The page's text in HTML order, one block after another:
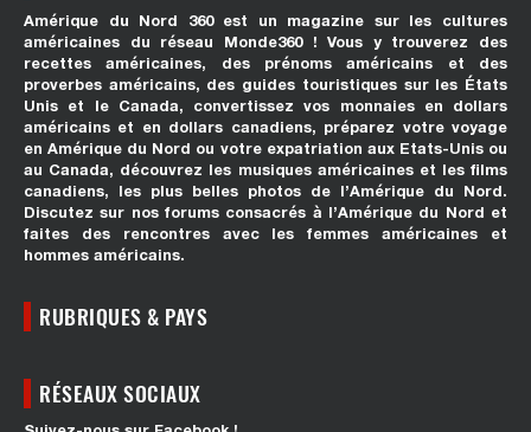
Amérique du Nord 360 est un magazine sur les cultures
américaines du réseau Monde360 ! Vous y trouverez des
recettes américaines, des prénoms américains et des
proverbes américains, des guides touristiques sur les États
Unis et le Canada, convertissez vos monnaies en dollars
américains et en dollars canadiens, préparez votre voyage
en Amérique du Nord ou votre expatriation aux Etats-Unis ou
au Canada, découvrez les musiques américaines et les films
canadiens, les plus belles photos de l’Amérique du Nord.
Discutez sur nos forums consacrés à l’Amérique du Nord et
faites des rencontres avec les femmes américaines et
hommes américains.
RUBRIQUES & PAYS
RÉSEAUX SOCIAUX